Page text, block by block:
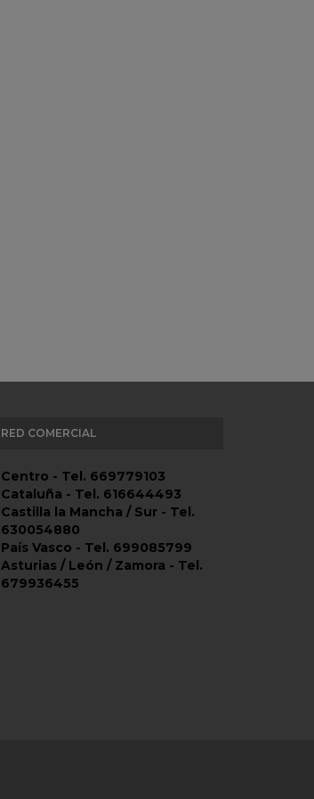
RED COMERCIAL
Centro - Tel. 669779103
Cataluña - Tel. 616644493
Castilla la Mancha / Sur - Tel.
630054880
País Vasco - Tel. 699085799
Asturias / León / Zamora - Tel.
679936455